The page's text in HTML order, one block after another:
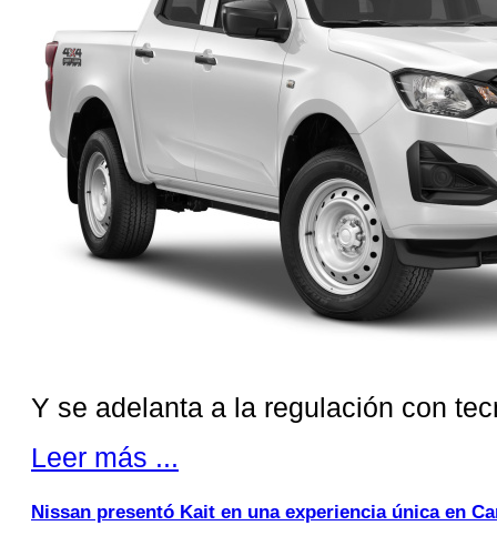
Y se adelanta a la regulación con
Leer más ...
Nissan presentó Kait en una experiencia única en